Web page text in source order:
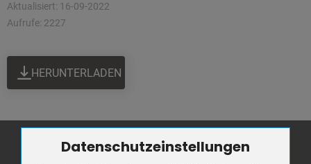
Aktualisiert: 16-09-2022
Aufrufe: 2227
HERUNTERLADEN
Zum Betrieb der Seite notwendige Cookies / Drittanbieter:
Datenschutzeinstellungen